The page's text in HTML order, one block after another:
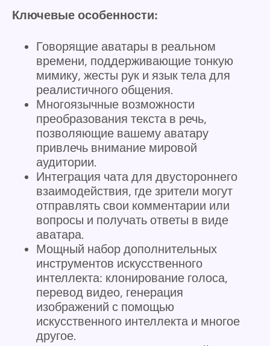
Ключевые особенности:
Говорящие аватары в реальном
времени, поддерживающие тонкую
мимику, жесты рук и язык тела для
реалистичного общения.
Многоязычные возможности
преобразования текста в речь,
позволяющие вашему аватару
привлечь внимание мировой
аудитории.
Интеграция чата для двустороннего
взаимодействия, где зрители могут
отправлять свои комментарии или
вопросы и получать ответы в виде
аватара.
Мощный набор дополнительных
инструментов искусственного
интеллекта: клонирование голоса,
перевод видео, генерация
изображений с помощью
искусственного интеллекта и многое
другое.